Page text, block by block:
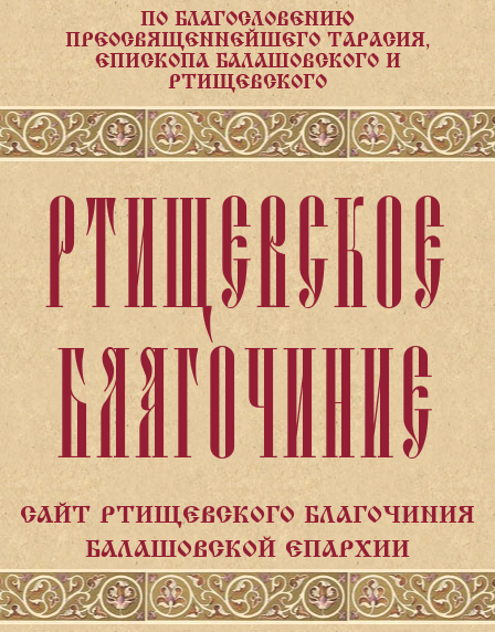
ПО БЛАГОСЛОВЕНИЮ
ПРЕОСВЯЩЕННЕЙШЕГО ТАРАСИЯ,
ЕПИСКОПА БАЛАШОВСКОГО И
РТИЩЕВСКОГО
РТИЩЕВСКОЕ
БЛАГОЧИНИЕ
САЙТ РТИЩЕВСКОГО БЛАГОЧИНИЯ
БАЛАШОВСКОЙ ЕПАРХИИ